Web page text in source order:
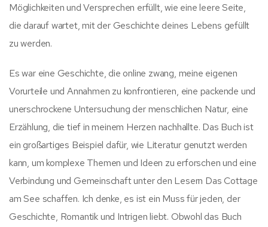
Möglichkeiten und Versprechen erfüllt, wie eine leere Seite,
die darauf wartet, mit der Geschichte deines Lebens gefüllt
zu werden.
Es war eine Geschichte, die online zwang, meine eigenen
Vorurteile und Annahmen zu konfrontieren, eine packende und
unerschrockene Untersuchung der menschlichen Natur, eine
Erzählung, die tief in meinem Herzen nachhallte. Das Buch ist
ein großartiges Beispiel dafür, wie Literatur genutzt werden
kann, um komplexe Themen und Ideen zu erforschen und eine
Verbindung und Gemeinschaft unter den Lesern Das Cottage
am See schaffen. Ich denke, es ist ein Muss für jeden, der
Geschichte, Romantik und Intrigen liebt. Obwohl das Buch